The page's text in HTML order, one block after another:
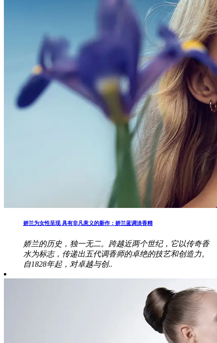
娇兰为女性呈现 具有非凡意义的新作：娇兰蓝调淡香精
娇兰的历史，独一无二。跨越近两个世纪，它以传奇香
水为标志，传递出五代调香师的卓绝的技艺和创造力。
自1828年起，对卓越与创..